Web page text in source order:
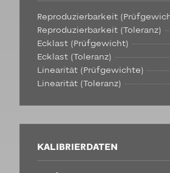
Reproduzierbarkeit
Reproduzierbarkeit (Toleranz)
Ecklast (Prüfgewicht)
Ecklast (Toleranz)
Linearität (Prüfgewichte)
Linearität (Toleranz)
KALIBRIERDATEN